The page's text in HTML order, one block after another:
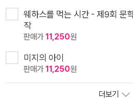
웨하스를 먹는 시간 - 제9회 문
작
판매가11,250원
미지의 아이
판매가11,250원
더보기